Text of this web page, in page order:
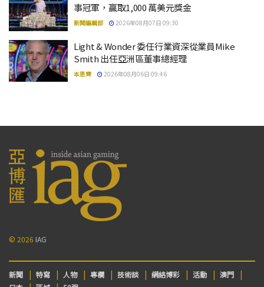
事冠軍，贏取1,000 萬美元獎金
新聞編輯部 2026年08月07日 09:30
Light & Wonder 委任行業資深從業員Mike
Smith 出任亞洲區董事總經理
本思齊 2026年08月06日 09:46
© 2026 IAG
新聞 特寫 人物 專欄 技術談 網絡博彩 活動
澳門